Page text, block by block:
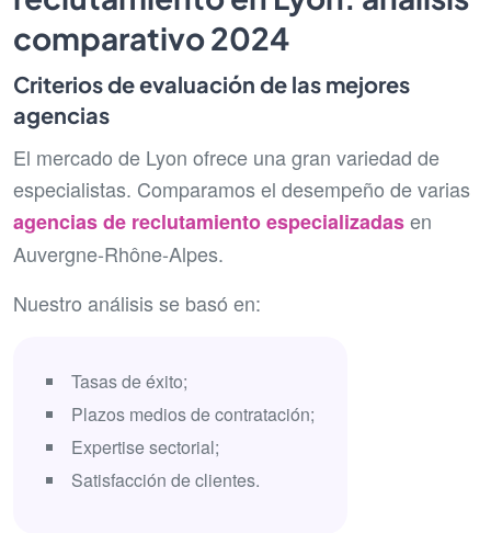
comparativo 2024
Criterios de evaluación de las mejores
agencias
El mercado de Lyon ofrece una gran variedad de
especialistas. Comparamos el desempeño de varias
agencias de reclutamiento especializadasen
Auvergne-Rhône-Alpes.
Nuestro análisis se basó en:
Tasas de éxito;
Plazos medios de contratación;
Expertise sectorial;
Satisfacción de clientes.